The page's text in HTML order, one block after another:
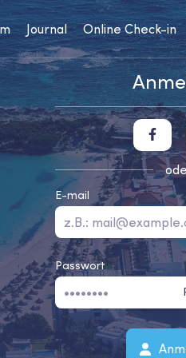
Journal Online Check-in
E-mail
Passwort